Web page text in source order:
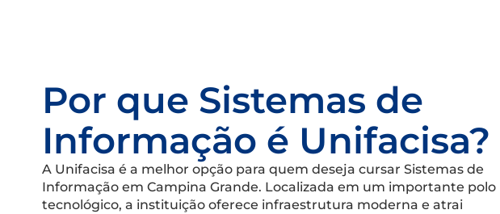
Por que Sistemas de
Informação é Unifacisa?
A Unifacisa é a melhor opção para quem deseja cursar Sistemas de
Informação em Campina Grande. Localizada em um importante polo
tecnológico, a instituição oferece infraestrutura moderna e atrai